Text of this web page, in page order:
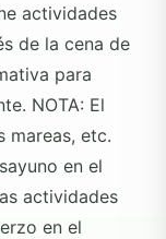
actividades
de la cena de
para
NOTA: El
mareas, etc.
en el
actividades
en el